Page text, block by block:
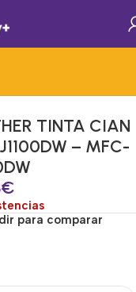
TINTA CIAN
– MFC-
€
para comparar